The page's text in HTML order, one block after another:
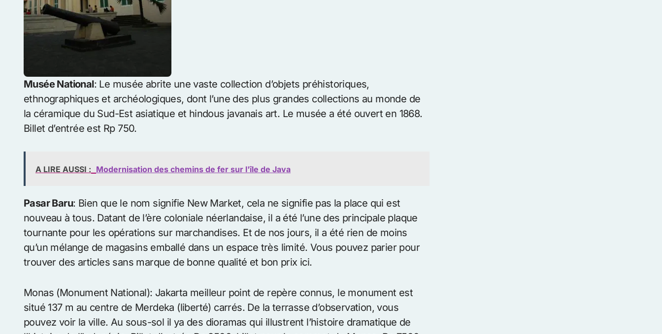
Musée National: Le musée abrite une vaste collection d’objets préhistoriques,
ethnographiques et archéologiques, dont l’une des plus grandes collections au monde de
la céramique du Sud-Est asiatique et hindous javanais art. Le musée a été ouvert en 1868.
Billet d’entrée est Rp 750.
A LIRE AUSSI : Modernisation des chemins de fer sur l'île de Java